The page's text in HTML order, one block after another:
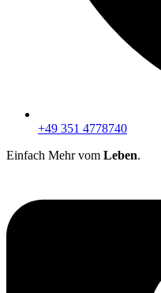
+49 351 4778740
Einfach Mehr vom Leben.